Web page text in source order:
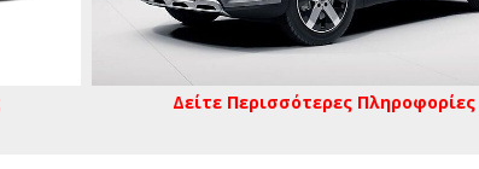
Δείτε Περισσότερες Πληροφορίες